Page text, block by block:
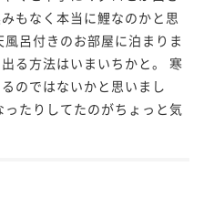
もなく本当に鯉なのかと思
呂付きのお部屋に泊まりま
る方法はいまいちかと。 寒
のではないかと思いまし
たりしてたのがちょっと気